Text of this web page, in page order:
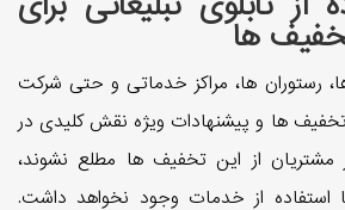
ها
رستوران ها، مراکز خدماتی و حتی شرکت
تخفیف ها و پیشنهادات ویژه نقش کلیدی در
از این تخفیف ها مطلع نشوند،
استفاده از خدمات وجود نخواهد داشت.